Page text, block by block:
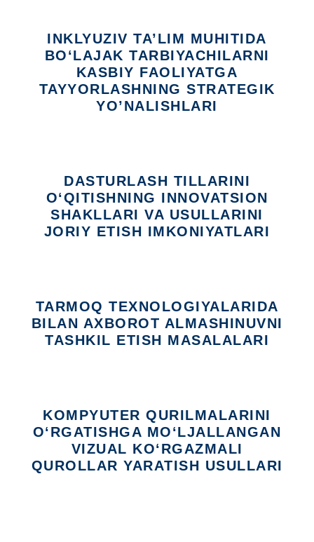
INKLYUZIV TA’LIM MUHITIDA
BO‘LAJAK TARBIYACHILARNI
KASBIY FAOLIYATGA
TAYYORLASHNING STRATEGIK
YO’NALISHLARI
DASTURLASH TILLARINI
O‘QITISHNING INNOVATSION
SHAKLLARI VA USULLARINI
JORIY ETISH IMKONIYATLARI
TARMOQ TEXNOLOGIYALARIDA
BILAN AXBOROT ALMASHINUVNI
TASHKIL ETISH MASALALARI
KOMPYUTER QURILMALARINI
O‘RGATISHGA MO‘LJALLANGAN
VIZUAL KO‘RGAZMALI
QUROLLAR YARATISH USULLARI